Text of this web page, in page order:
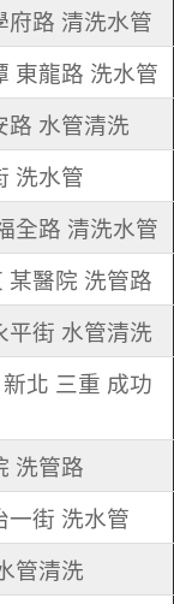
府路 清洗水管
東龍路 洗水管
路 水管清洗
洗水管
全路 清洗水管
某醫院 洗管路
平街 水管清洗
北 三重 成功
洗管路
一街 洗水管
管清洗